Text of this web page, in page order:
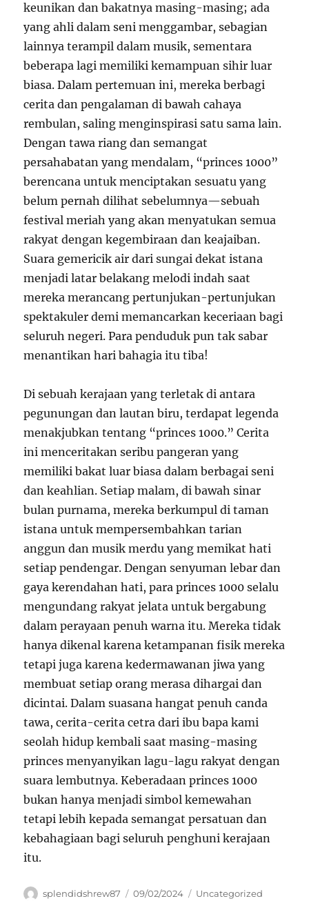
keunikan dan bakatnya masing-masing; ada
yang ahli dalam seni menggambar, sebagian
lainnya terampil dalam musik, sementara
beberapa lagi memiliki kemampuan sihir luar
biasa. Dalam pertemuan ini, mereka berbagi
cerita dan pengalaman di bawah cahaya
rembulan, saling menginspirasi satu sama lain.
Dengan tawa riang dan semangat
persahabatan yang mendalam, “princes 1000”
berencana untuk menciptakan sesuatu yang
belum pernah dilihat sebelumnya—sebuah
festival meriah yang akan menyatukan semua
rakyat dengan kegembiraan dan keajaiban.
Suara gemericik air dari sungai dekat istana
menjadi latar belakang melodi indah saat
mereka merancang pertunjukan-pertunjukan
spektakuler demi memancarkan keceriaan bagi
seluruh negeri. Para penduduk pun tak sabar
menantikan hari bahagia itu tiba!
Di sebuah kerajaan yang terletak di antara
pegunungan dan lautan biru, terdapat legenda
menakjubkan tentang “princes 1000.” Cerita
ini menceritakan seribu pangeran yang
memiliki bakat luar biasa dalam berbagai seni
dan keahlian. Setiap malam, di bawah sinar
bulan purnama, mereka berkumpul di taman
istana untuk mempersembahkan tarian
anggun dan musik merdu yang memikat hati
setiap pendengar. Dengan senyuman lebar dan
gaya kerendahan hati, para princes 1000 selalu
mengundang rakyat jelata untuk bergabung
dalam perayaan penuh warna itu. Mereka tidak
hanya dikenal karena ketampanan fisik mereka
tetapi juga karena kedermawanan jiwa yang
membuat setiap orang merasa dihargai dan
dicintai. Dalam suasana hangat penuh canda
tawa, cerita-cerita cetra dari ibu bapa kami
seolah hidup kembali saat masing-masing
princes menyanyikan lagu-lagu rakyat dengan
suara lembutnya. Keberadaan princes 1000
bukan hanya menjadi simbol kemewahan
tetapi lebih kepada semangat persatuan dan
kebahagiaan bagi seluruh penghuni kerajaan
itu.
Author
splendidshrew87
Posted
09/02/2024 Categories
Uncategorized